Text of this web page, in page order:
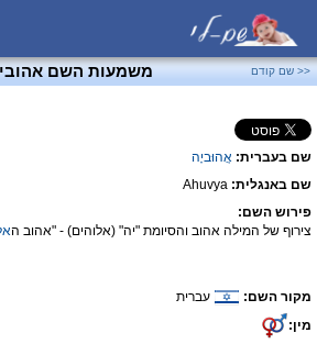
<< שם קודם משמעות השם
שם בעברית: אֲהוּביָה
שם באנגלית: Ahuvya
פירוש השם:
צירוף של המילה אהוב והסיומת "יה" (אלוהים) - "אהוב ה
מקור השם:
עברית
מין: